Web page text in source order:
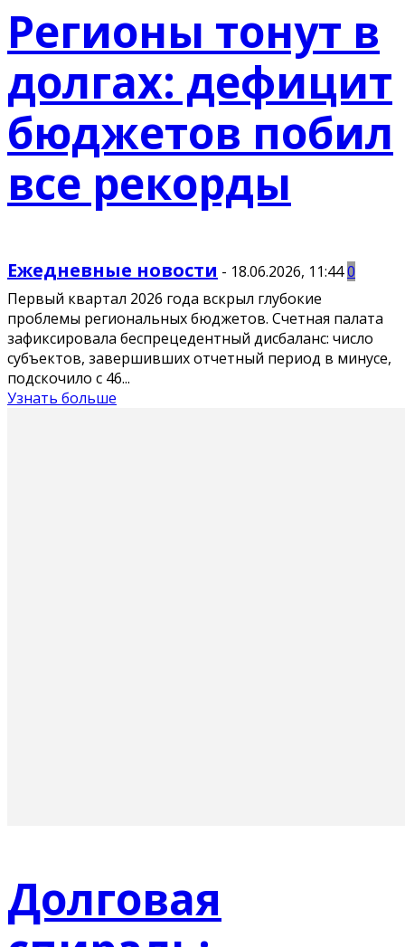
Регионы тонут в
долгах: дефицит
бюджетов побил
все рекорды
Ежедневные новости - 18.06.2026, 11:440
Первый квартал 2026 года вскрыл глубокие
проблемы региональных бюджетов. Счетная палата
зафиксировала беспрецедентный дисбаланс: число
субъектов, завершивших отчетный период в минусе,
подскочило с 46...
Узнать больше
Долговая